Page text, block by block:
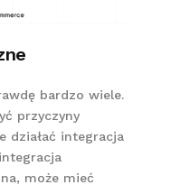
bardzo wiele.
przyczyny
działać integracja
może mieć